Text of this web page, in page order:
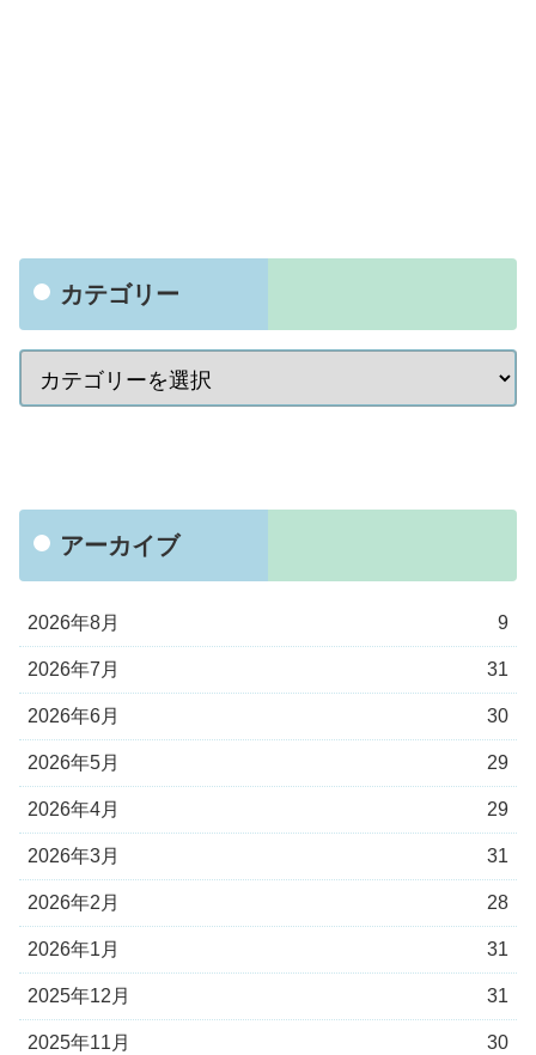
カテゴリー
アーカイブ
2026年8月 9
2026年7月 31
2026年6月 30
2026年5月 29
2026年4月 29
2026年3月 31
2026年2月 28
2026年1月 31
2025年12月 31
2025年11月 30